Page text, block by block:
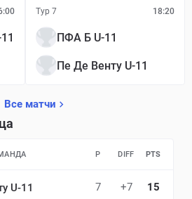
Тур 7 18:20
ПФА Б U-11
Пе Де Венту U-11
Все матчи
P DIFF PTS
U-11 7 +7 15